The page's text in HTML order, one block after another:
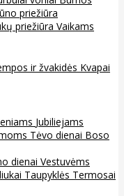
priežiūra
priežiūra Vaikams
ir žvakidės Kvapai
Jubiliejams
Tėvo dienai Boso
dienai Vestuvėms
Taupyklės Termosai